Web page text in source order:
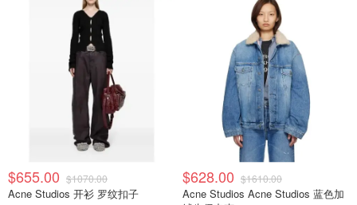
$655.00 $1070.00
Acne Studios 开衫 罗纹扣子
$628.00 $1610.00
Acne Studios Acne Studios 蓝色加